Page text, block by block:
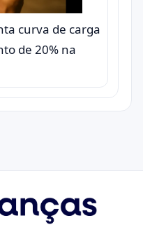
curva de carga
de 20% na